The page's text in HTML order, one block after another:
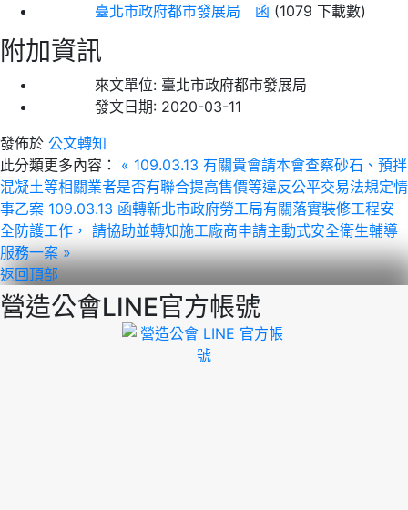
臺北市政府都市發展局 函 (1079 下載數)
附加資訊
來文單位: 臺北市政府都市發展局
發文日期: 2020-03-11
發佈於 公文轉知
此分類更多內容：
« 109.03.13 有關貴會請本會查察砂石、預拌
混凝土等相關業者是否有聯合提高售價等違反公平交易法規定情
事乙案 109.03.13 函轉新北市政府勞工局有關落實裝修工程安
全防護工作， 請協助並轉知施工廠商申請主動式安全衛生輔導
服務一案 »
返回頂部
營造公會LINE官方帳號